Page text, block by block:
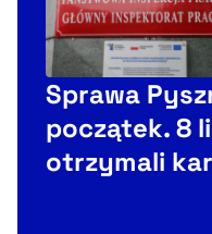
Sprawa
początek. 8
otrzymali